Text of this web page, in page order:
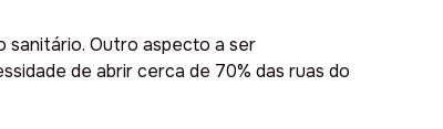
sanitário. Outro aspecto a ser
de abrir cerca de 70% das ruas do